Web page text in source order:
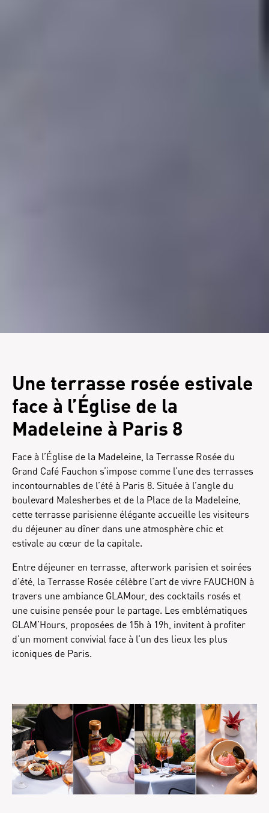
Une terrasse rosée estivale
face à l’Église de la
Madeleine à Paris 8
Face à l’Église de la Madeleine, la Terrasse Rosée du
Grand Café Fauchon s’impose comme l’une des terrasses
incontournables de l’été à Paris 8. Située à l’angle du
boulevard Malesherbes et de la Place de la Madeleine,
cette terrasse parisienne élégante accueille les visiteurs
du déjeuner au dîner dans une atmosphère chic et
estivale au cœur de la capitale.
Entre déjeuner en terrasse, afterwork parisien et soirées
d’été, la Terrasse Rosée célèbre l’art de vivre FAUCHON à
travers une ambiance GLAMour, des cocktails rosés et
une cuisine pensée pour le partage. Les emblématiques
GLAM’Hours, proposées de 15h à 19h, invitent à profiter
d’un moment convivial face à l’un des lieux les plus
iconiques de Paris.